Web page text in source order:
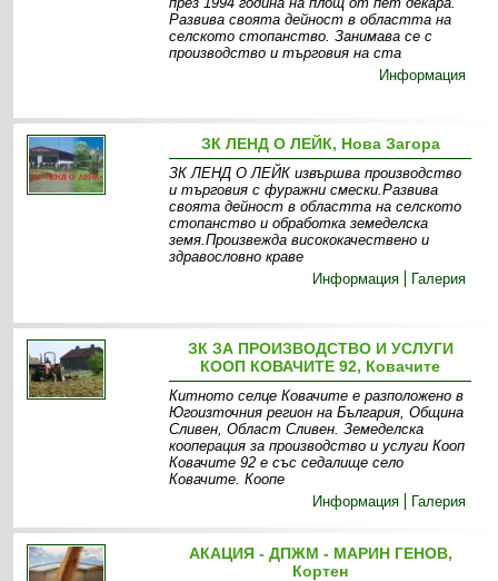
Развива своята дейност в областта на
селското стопанство. Занимава се с
производство и търговия на ста
Информация
ЗК ЛЕНД О ЛЕЙК, Нова Загора
ЗК ЛЕНД О ЛЕЙК извършва производство
и търговия с фуражни смески.Развива
своята дейност в областта на селското
стопанство и обработка земеделска
земя.Произвежда висококачествено и
здравословно краве
Информация
Галерия
ЗК ЗА ПРОИЗВОДСТВО И УСЛУГИ
КООП КОВАЧИТЕ 92, Ковачите
Китното селце Ковачите е разположено в
Югоизточния регион на България, Община
Сливен, Област Сливен. Земеделска
кооперация за производство и услуги Кооп
Ковачите 92 е със седалище село
Ковачите. Коопе
Информация
Галерия
АКАЦИЯ - ДПЖМ - МАРИН ГЕНОВ,
Кортен